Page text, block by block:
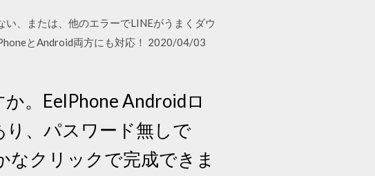
、または、他のエラーでLINEがうまくダウ
とAndroid両方にも対応！ 2020/04/03
。EelPhone Androidロ
、パスワード無しで
なクリックで完成できま